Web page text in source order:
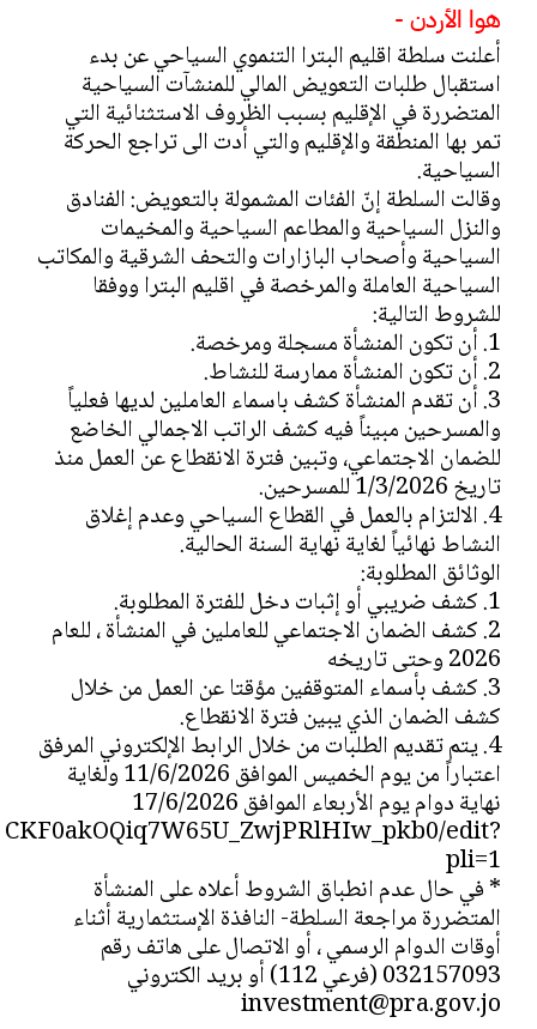
هوا الأردن -
أعلنت سلطة اقليم البترا التنموي السياحي عن بدء
استقبال طلبات التعويض المالي للمنشآت السياحية
المتضررة في الإقليم بسبب الظروف الاستثنائية التي
تمر بها المنطقة والإقليم والتي أدت الى تراجع الحركة
السياحية.
وقالت السلطة إنّ الفئات المشمولة بالتعويض: الفنادق
والنزل السياحية والمطاعم السياحية والمخيمات
السياحية وأصحاب البازارات والتحف الشرقية والمكاتب
السياحية العاملة والمرخصة في اقليم البترا ووفقا
للشروط التالية:
1. أن تكون المنشأة مسجلة ومرخصة.
2. أن تكون المنشأة ممارسة للنشاط.
3. أن تقدم المنشأة كشف باسماء العاملين لديها فعلياً
والمسرحين مبيناً فيه كشف الراتب الاجمالي الخاضع
للضمان الاجتماعي، وتبين فترة الانقطاع عن العمل منذ
تاريخ 1/3/2026 للمسرحين.
4. الالتزام بالعمل في القطاع السياحي وعدم إغلاق
النشاط نهائياً لغاية نهاية السنة الحالية.
الوثائق المطلوبة:
1. كشف ضريبي أو إثبات دخل للفترة المطلوبة.
2. كشف الضمان الاجتماعي للعاملين في المنشأة ، للعام
2026 وحتى تاريخه
3. كشف بأسماء المتوقفين مؤقتا عن العمل من خلال
كشف الضمان الذي يبين فترة الانقطاع.
4. يتم تقديم الطلبات من خلال الرابط الإلكتروني المرفق
اعتباراً من يوم الخميس الموافق 11/6/2026 ولغاية
نهاية دوام يوم الأربعاء الموافق 17/6/2026
edit?
pli=1
* في حال عدم انطباق الشروط أعلاه على المنشأة
المتضررة مراجعة السلطة- النافذة الإستثمارية أثناء
أوقات الدوام الرسمي ، أو الاتصال على هاتف رقم
032157093 (فرعي 112) أو بريد الكتروني
investment@pra.gov.jo